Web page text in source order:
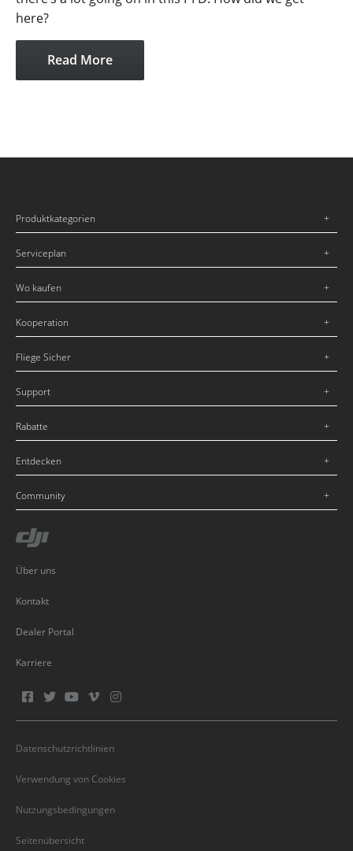
here?
Read More
Produktkategorien
Serviceplan
Wo kaufen
Kooperation
Fliege Sicher
Support
Rabatte
Entdecken
Community
Über uns
Kontakt
Dealer Portal
Karriere
Datenschutzrichtlinien
Verwendung von Cookies
Nutzungsbedingungen
Seitenübersicht